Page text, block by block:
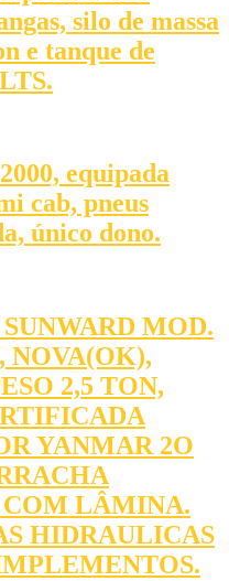
silo de massa
e tanque de
equipada
cab, pneus
único dono.
MOD.
NOVA(OK),
2,5 TON,
YANMAR 2O
COM LÂMINA.
HIDRAULICAS